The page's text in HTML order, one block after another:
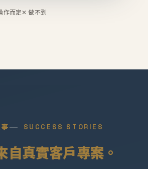
作而定✕ 做不到
SUCCESS STORIES
自真實客戶專案。